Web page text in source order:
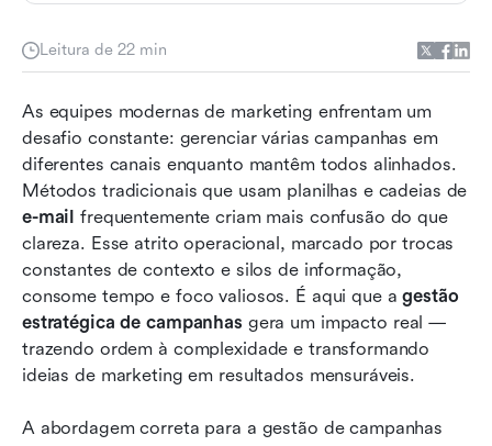
Leitura de 22 min
As equipes modernas de marketing enfrentam um
desafio constante: gerenciar várias campanhas em
diferentes canais enquanto mantêm todos alinhados.
e-mail frequentemente criam mais confusão do que
clareza. Esse atrito operacional, marcado por trocas
constantes de contexto e silos de informação,
consome tempo e foco valiosos. É aqui que a gestão
estratégica de campanhas gera um impacto real —
trazendo ordem à complexidade e transformando
ideias de marketing em resultados mensuráveis.
A abordagem correta para a gestão de campanhas
Por que a gestão de campanhas é importante
Benefícios da gestão estratégica de campanhas
Melhores ferramentas de gerenciamento de
campanhas em 2025
Como escolher sua ferramenta de
gerenciamento de campanhas
Processo de gerenciamento de campanha em 6
etapas
Conclusão